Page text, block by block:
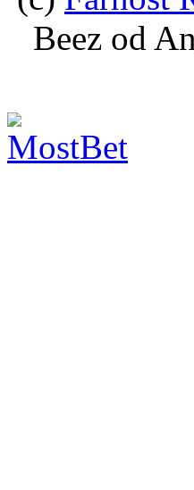
Beez od